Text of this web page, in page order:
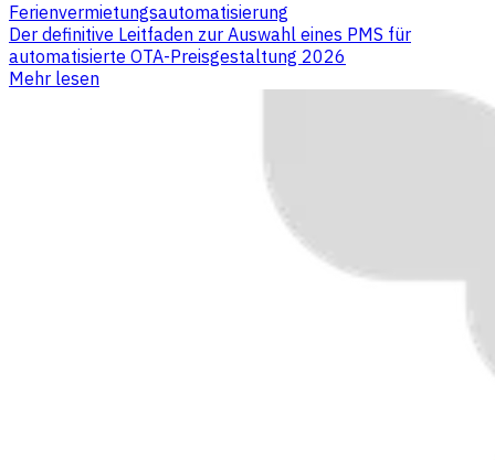
Ferienvermietungsautomatisierung
Der definitive Leitfaden zur Auswahl eines PMS für
automatisierte OTA-Preisgestaltung 2026
Mehr lesen